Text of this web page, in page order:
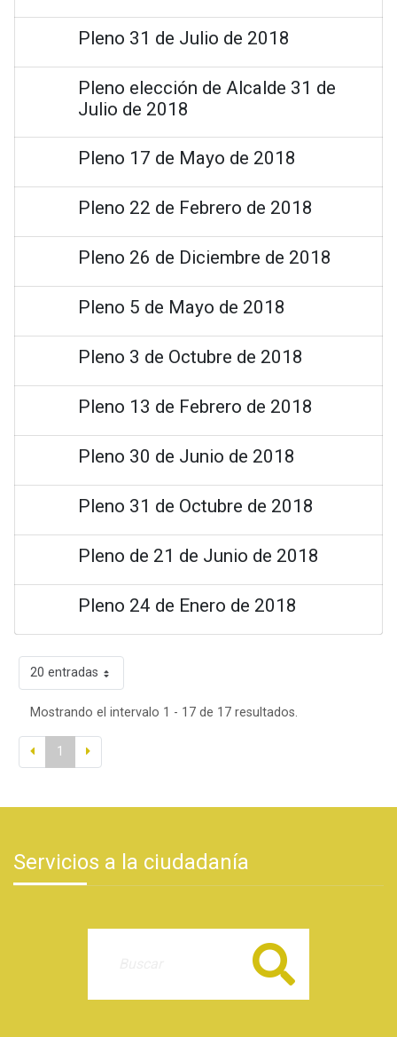
Pleno 31 de Julio de 2018
Pleno elección de Alcalde 31 de
Julio de 2018
Pleno 17 de Mayo de 2018
Pleno 22 de Febrero de 2018
Pleno 26 de Diciembre de 2018
Pleno 5 de Mayo de 2018
Pleno 3 de Octubre de 2018
Pleno 13 de Febrero de 2018
Pleno 30 de Junio de 2018
Pleno 31 de Octubre de 2018
Pleno de 21 de Junio de 2018
Pleno 24 de Enero de 2018
20 entradas
Mostrando el intervalo 1 - 17 de 17 resultados.
1
Servicios a la ciudadanía
Buscar